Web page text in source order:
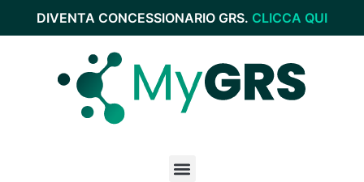
DIVENTA CONCESSIONARIO GRS. CLICCA QUI